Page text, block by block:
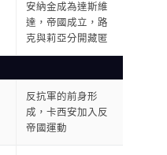
安納金成為達斯維
達，帝國成立，路
克與莉亞分開藏匿
反抗軍的前身形
成，卡西安加入反
帝國運動